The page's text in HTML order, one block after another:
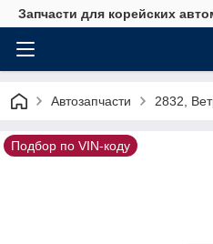
Запчасти для корейских
Автозапчасти 2832,
Подбор по VIN-коду